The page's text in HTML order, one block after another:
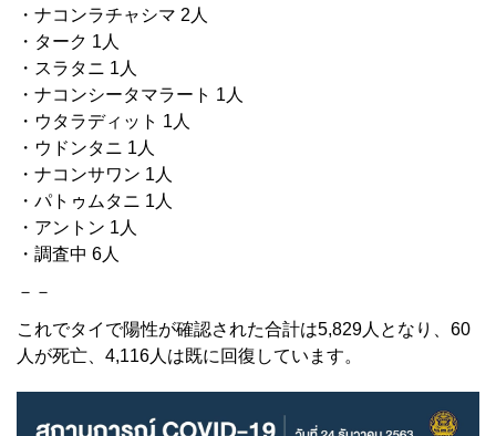
・ナコンラチャシマ 2人
・ターク 1人
・スラタニ 1人
・ナコンシータマラート 1人
・ウタラディット 1人
・ウドンタニ 1人
・ナコンサワン 1人
・パトゥムタニ 1人
・アントン 1人
・調査中 6人
－－
これでタイで陽性が確認された合計は5,829人となり、60
人が死亡、4,116人は既に回復しています。